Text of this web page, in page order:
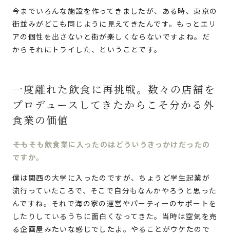
今までいろんな施設を作ってきましたが、ある時、東京の
街並みがどこも同じように見えてきたんです。もっとエリ
アの個性を出さないと街が楽しくならないですよね。だ
からそれにトライした、ということです。
一度離れた飲食に再挑戦。数々の店舗を
プロデュースしてきたからこそ分かる外
食業の価値
そもそも飲食業に入ったのはどういうきっかけだったの
ですか。
僕は関西の大学に入ったのですが、ちょうど学生起業が
流行っていたころで、そこで自分もなんかやろうと思った
んですね。それで海の家の運営やパーティーのサポートを
したりしているうちに面白くなってきた。当時は空気を売
る企画屋みたいな感じでしたよ。やることがウケたので